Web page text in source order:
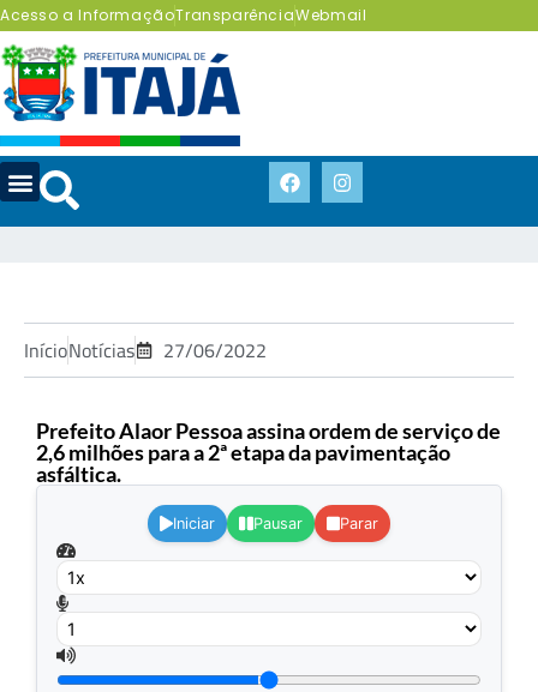
Acesso a InformaçãoTransparênciaWebmail
InícioNotícias 27/06/2022
Prefeito Alaor Pessoa assina ordem de serviço de
2,6 milhões para a 2ª etapa da pavimentação
asfáltica.
Iniciar Pausar Parar